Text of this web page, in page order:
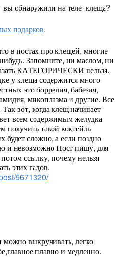
вы обнаружили на теле клеща?
подарков.
в постах про клещей, многие
Запомните, ни маслом, ни
КАТЕГОРИЧЕСКИ нельзя.
у клеща содержится много
это боррелия, бабезия,
микоплазма и другие. Все
вот, когда клещ начинает
всем содержимым желудка
такой коктейль
будет сложно, а если поздно
и невозможно Пост пишу, для
ссылку, почему нельзя
этих гадов.
5671320/
можно выкручивать, легко
плавно и медленно.